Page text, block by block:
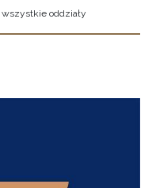
wszystkie oddziały